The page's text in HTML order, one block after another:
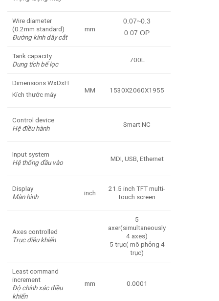
Wire diameter
(0.2mm standard)
Đường kính dây cắt
mm
0.07~0.3
0.07 OP
Tank capacity
Dung tích bể lọc
700L
Dimensions WxDxH
Kích thước máy
MM 1530X2060X1955
Control device
Hệ điều hành
Smart NC
Input system
Hệ thống đầu vào
MDI, USB, Ethernet
Display
Màn hình
inch
21.5 inch TFT multi-
touch screen
Axes controlled
Trục điều khiển
5
axer(simultaneously
4 axes)
5 trục( mô phỏng 4
trục)
Least command
increment
Độ chính xác điều
khiển
mm 0.0001